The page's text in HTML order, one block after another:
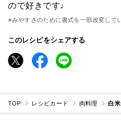
ので好きです♩
※みやすさのために書式を一部改変して
このレシピをシェアする
TOP レシピカード 肉料理 白